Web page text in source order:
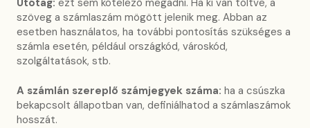
szöveg a számlaszám mögött jelenik meg. Abban az
esetben használatos, ha további pontosítás szükséges a
számla esetén, például országkód, városkód,
szolgáltatások, stb.
A számlán szereplő számjegyek száma: ha a csúszka
bekapcsolt állapotban van, definiálhatod a számlaszámok
hosszát.